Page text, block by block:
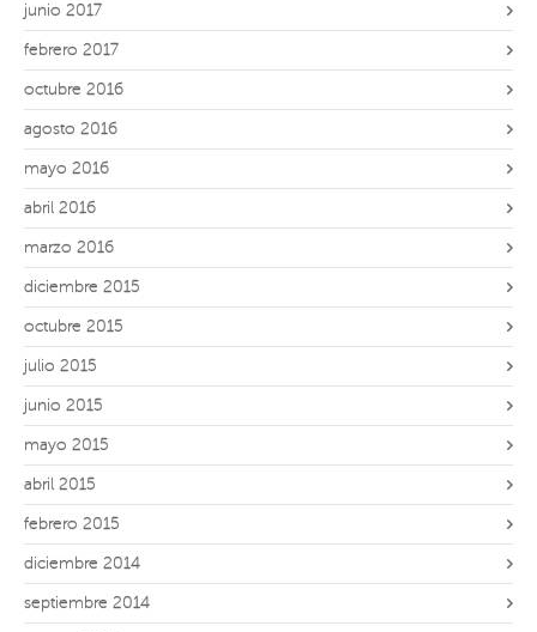
junio 2017
febrero 2017
octubre 2016
agosto 2016
mayo 2016
abril 2016
marzo 2016
diciembre 2015
octubre 2015
julio 2015
junio 2015
mayo 2015
abril 2015
febrero 2015
diciembre 2014
septiembre 2014